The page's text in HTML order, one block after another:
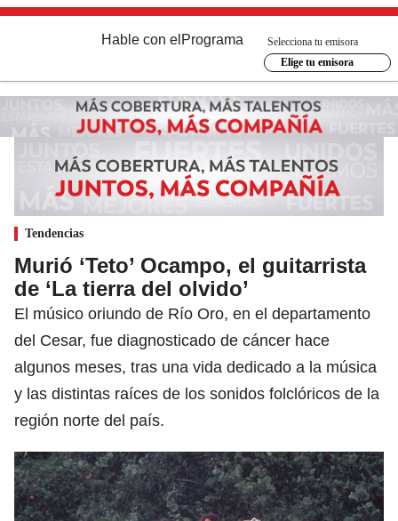
Hable con el Programa
Selecciona tu emisora
Elige tu emisora
Tendencias
Murió ‘Teto’ Ocampo, el guitarrista
de ‘La tierra del olvido’
El músico oriundo de Río Oro, en el departamento
del Cesar, fue diagnosticado de cáncer hace
algunos meses, tras una vida dedicado a la música
y las distintas raíces de los sonidos folclóricos de la
región norte del país.